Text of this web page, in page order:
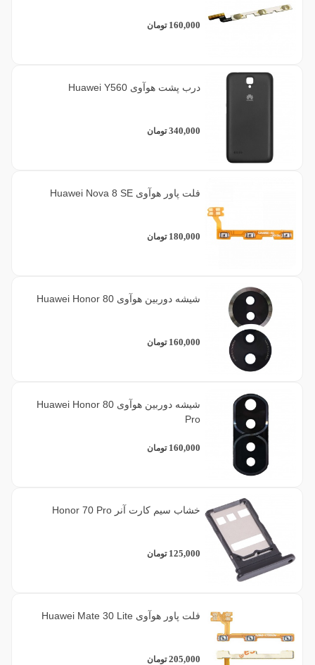
160,000 تومان
درب پشت هوآوی Huawei Y560
340,000 تومان
فلت پاور هوآوی Huawei Nova 8 SE
180,000 تومان
شیشه دوربین هوآوی Huawei Honor 80
160,000 تومان
شیشه دوربین هوآوی Huawei Honor 80
Pro
160,000 تومان
خشاب سیم کارت آنر Honor 70 Pro
125,000 تومان
فلت پاور هوآوی Huawei Mate 30 Lite
205,000 تومان